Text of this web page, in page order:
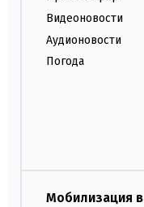
Видеоновости
Аудионовости
Погода
Мобилизация в